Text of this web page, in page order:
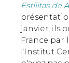
Estilitas de
janvier, ils
France par
l'Institut